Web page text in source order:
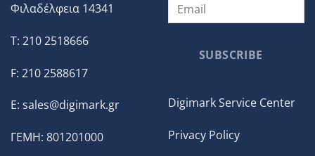
Φιλαδέλφεια 14341
T: 210 2518666
F: 210 2588617
E: sales@digimark.gr
ΓΕΜΗ: 801201000
SUBSCRIBE
Digimark Service Center
Privacy Policy